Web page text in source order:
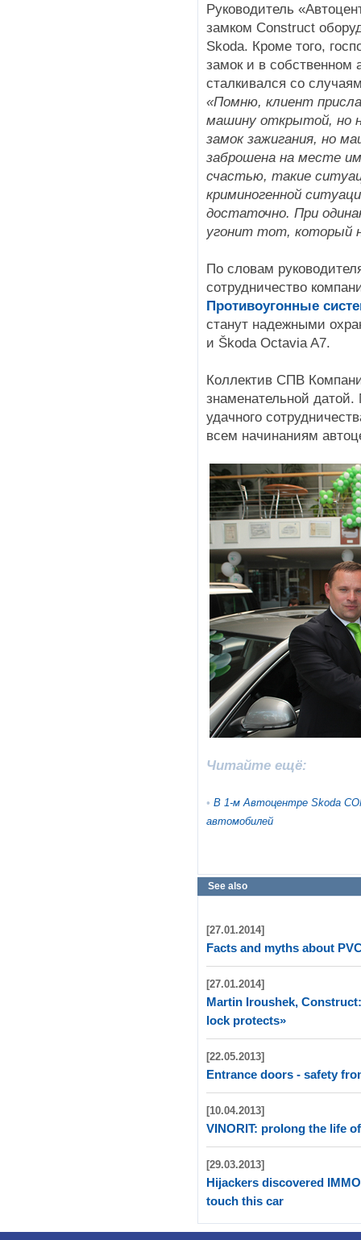
Руководитель
замком Construct
Skoda. Кроме того,
замок и в собственном
сталкивался со
«Помню, клиент
машину открытой, но
замок зажигания, но
заброшена на месте
счастью, такие
криминогенной
достаточно. При
угонит тот, который
По словам
сотрудничество
Противоугонные
станут надежными
и Škoda Octavia A7.
Коллектив СПВ
знаменательной
удачного
всем начинаниям
Читайте ещё:
• В 1-м Автоцентре Skoda
автомобилей
See also
[27.01.2014]
Facts and myths about
[27.01.2014]
Martin Iroushek,
lock protects»
[22.05.2013]
Entrance doors - safety
[10.04.2013]
VINORIT: prolong the life
[29.03.2013]
Hijackers discovered
touch this car